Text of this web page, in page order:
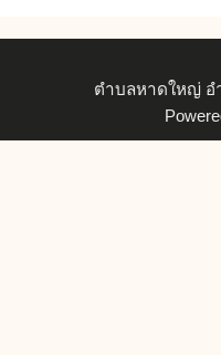
ตำบลหาดใหญ่ อำ